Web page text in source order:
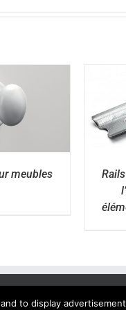
meubles
to display